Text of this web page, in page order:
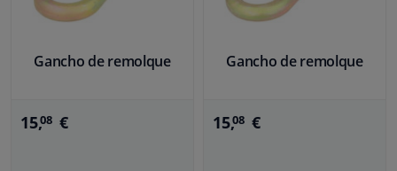
Gancho de remolque
15,08 €
Gancho de remolque
15,08 €